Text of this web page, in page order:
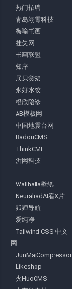
热门招聘
青岛翊霄科技
梅喻书画
挂失网
书画联盟
知序
展贝货架
永好水饺
橙欣陪诊
AB模板网
中国地震台网
BadouCMS
ThinkCMF
沂网科技
Wallhalla壁纸
NeuralradAI看X片
狐狸导航
爱纯净
Tailwind CSS 中文
网
JunMaiCompressor
Likeshop
火HuoCMS